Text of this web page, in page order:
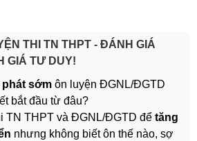
THI TN THPT - ĐÁNH GIÁ
GIÁ TƯ DUY!
phát sớm ôn luyện ĐGNL/ĐGTD
bắt đầu từ đâu?
TN THPT và ĐGNL/ĐGTD để tăng
nhưng không biết ôn thế nào, sợ